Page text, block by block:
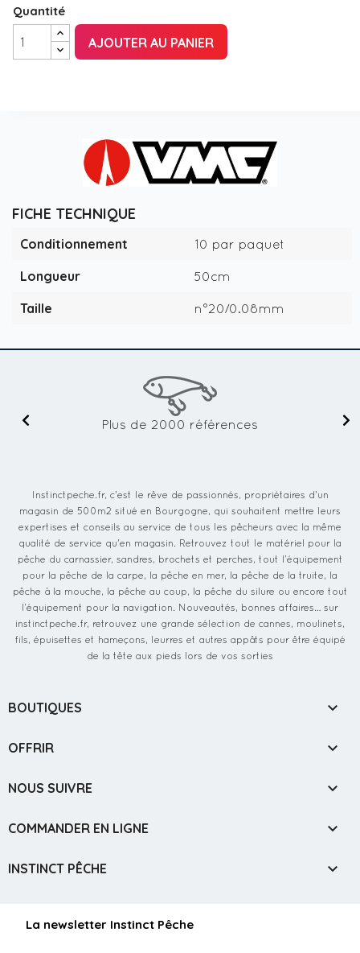
Quantité
AJOUTER AU PANIER
FICHE TECHNIQUE
Conditionnement 10 par paquet
Longueur 50cm
Taille n°20/0.08mm
La newsletter Instinct Pêche
Plus de 2000 références
Instinctpeche.fr, c'est le rêve de passionnés, propriétaires d'un
magasin de 500m2 situé en Bourgogne, qui souhaitent mettre leurs
expertises et conseils au service de tous les pêcheurs avec la même
qualité de service qu'en magasin. Retrouvez tout le matériel pour la
pêche du carnassier, sandres, brochets et perches, tout l’équipement
pour la pêche de la carpe, la pêche en mer, la pêche de la truite, la
pêche à la mouche, la pêche au coup, la pêche du silure ou encore tout
l’équipement pour la navigation. Nouveautés, bonnes affaires… sur
instinctpeche.fr, retrouvez une grande sélection de cannes, moulinets,
fils, épuisettes et hameçons, leurres et autres appâts pour être équipé
de la tête aux pieds lors de vos sorties
BOUTIQUES 
OFFRIR 
NOUS SUIVRE 
COMMANDER EN LIGNE 
INSTINCT PÊCHE 